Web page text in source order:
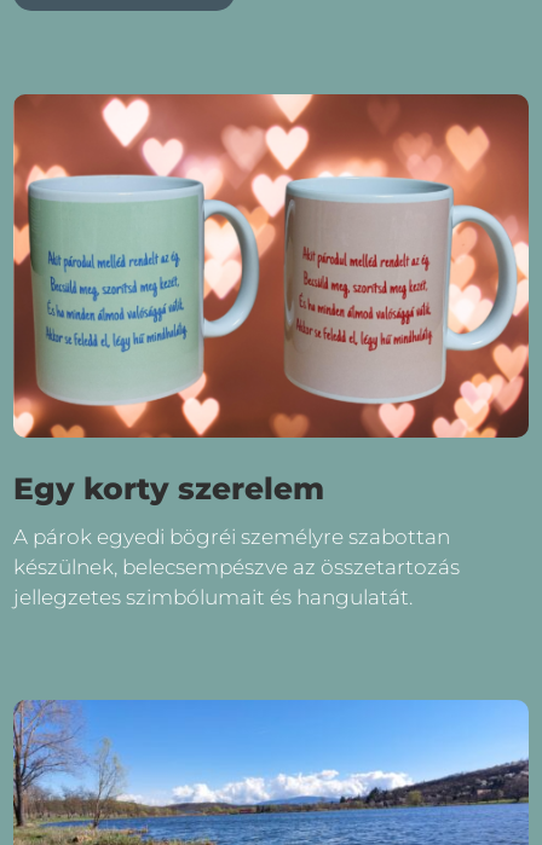
Egy korty szerelem
A párok egyedi bögréi személyre szabottan
készülnek, belecsempészve az összetartozás
jellegzetes szimbólumait és hangulatát.